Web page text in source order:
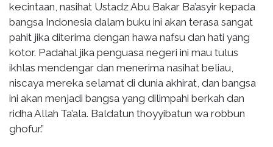
kecintaan, nasihat Ustadz Abu Bakar Ba’asyir kepada
bangsa Indonesia dalam buku ini akan terasa sangat
pahit jika diterima dengan hawa nafsu dan hati yang
kotor. Padahal jika penguasa negeri ini mau tulus
ikhlas mendengar dan menerima nasihat beliau,
niscaya mereka selamat di dunia akhirat, dan bangsa
ini akan menjadi bangsa yang dilimpahi berkah dan
ridha Allah Ta’ala. Baldatun thoyyibatun wa robbun
ghofur.”